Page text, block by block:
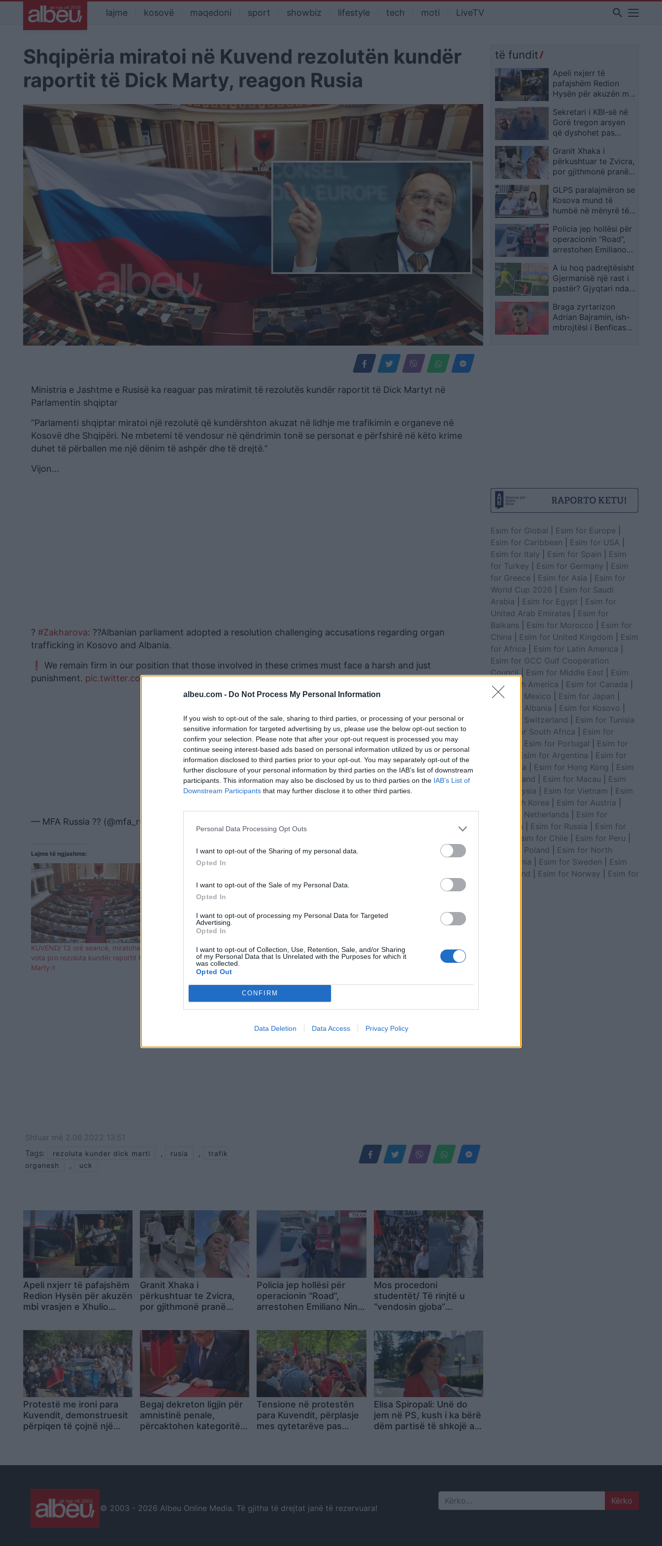
albeu.com - Do Not Process My Personal Information
If you wish to opt-out of the sale, sharing to third parties, or processing of your personal or
sensitive information for targeted advertising by us, please use the below opt-out section to
confirm your selection. Please note that after your opt-out request is processed you may
continue seeing interest-based ads based on personal information utilized by us or personal
information disclosed to third parties prior to your opt-out. You may separately opt-out of the
further disclosure of your personal information by third parties on the IAB’s list of downstream
participants. This information may also be disclosed by us to third parties on the IAB’s List of
Downstream Participants that may further disclose it to other third parties.
Personal Data Processing Opt Outs
I want to opt-out of the Sharing of my personal data.
Opted In
I want to opt-out of the Sale of my Personal Data.
Opted In
I want to opt-out of processing my Personal Data for Targeted
Advertising.
Opted In
I want to opt-out of Collection, Use, Retention, Sale, and/or Sharing
of my Personal Data that Is Unrelated with the Purposes for which it
was collected.
Opted Out
CONFIRM
Data Deletion Data Access Privacy Policy
lajme kosovë maqedoni sport showbiz lifestyle tech moti LiveTV search
Shqipëria miratoi në Kuvend rezolutën kundër
raportit të Dick Marty, reagon Rusia
Ministria e Jashtme e Rusisë ka reaguar pas miratimit të rezolutës kundër raportit të Dick Martyt në
Parlamentin shqiptar
“Parlamenti shqiptar miratoi një rezolutë që kundërshton akuzat në lidhje me trafikimin e organeve në
Kosovë dhe Shqipëri. Ne mbetemi të vendosur në qëndrimin tonë se personat e përfshirë në këto krime
duhet të përballen me një dënim të ashpër dhe të drejtë.”
Vijon…
? #Zakharova: ??Albanian parliament adopted a resolution challenging accusations regarding organ
trafficking in Kosovo and Albania.
❗️ We remain firm in our position that those involved in these crimes must face a harsh and just
punishment. pic.twitter.com/X5Ayvx3X5X
— MFA Russia ?? (@mfa_russia)
Lajme të ngjashme:
KUVEND/ 13 orë seancë, miratohet me 125
vota pro rezoluta kundër raportit të Dick
Marty-t
Rama sulmon Berishën për mosvotimin e
rezolutës kundër raportit të Dick Martyt: I
damkosur “non grata” jo vetëm nga SHBA.
Raporti i Dick Marty për UÇK, në cilën datë
do i drejtohet Rama Këshillit të Europës
Shtuar më 2.08.2022 13:51
Tags:
rezoluta kunder dick marti , rusia ,
trafik
organesh
, uck
Apeli nxjerr të pafajshëm
Redion Hysën për akuzën
mbi vrasjen e Xhulio
Granit Xhaka i
përkushtuar te Zvicra,
por gjithmonë pranë
kanë rëndësi
Policia jep hollësi për
operacionin “Road”,
arrestohen Emiliano Nina
Mos procedoni
studentët/ Të rinjtë u
“vendosin gjoba”
protestë, kërkesat tona
janë të qarta (VIDEO)
Protestë me ironi para
Kuvendit, demonstruesit
përpiqen të çojnë një
Begaj dekreton ligjin për
amnistinë penale,
përcaktohen kategoritë
Tensione në protestën
para Kuvendit, përplasje
mes qytetarëve pas
Elisa Spiropali: Unë do
jem në PS, kush i ka bërë
dëm partisë të shkojë aty
të fundit
Apeli nxjerr të
pafajshëm Redion
Hysën për akuzën mbi
Sekretari i KBI-së në
Gorë tregon arsyen
që dyshohet pas
Dragash
Granit Xhaka i
përkushtuar te Zvicra,
por gjithmonë pranë
kanë rëndësi
GLPS paralajmëron se
Kosova mund të
humbë në mënyrë të
milionë euro nga Plani
i Rritjes
Policia jep hollësi për
operacionin “Road”,
arrestohen Emiliano
A iu hoq padrejtësisht
Gjermanisë një rast i
pastër? Gjyqtari ndali
ideal të Neuerit ndaj
Paraguait
Braga zyrtarizon
Adrian Bajramin, ish-
mbrojtësi i Benficas
Esim for Global Esim for Europe
Esim for Caribbean
Esim for USA
Esim for Italy
Esim for Spain
Esim
for Turkey
Esim for Germany
Esim
for Greece
Esim for Asia
Esim for
World Cup 2026
Esim for Saudi
Arabia
Esim for Egypt
Esim for
United Arab Emirates
Esim for
Balkans
Esim for Morocco
Esim for
China
Esim for United Kingdom
Esim
for Africa
Esim for Latin America
Esim for GCC Gulf Cooperation
Council
Esim for Middle East
Esim
for South America
Esim for Canada
Esim for Mexico
Esim for Japan
Esim for Albania
Esim for Kosovo
Esim for Switzerland
Esim for Tunisia
Esim for South Africa
Esim for
Esim for Portugal
Esim for
Esim for Argentina
Esim for
Colombia
Esim for Hong Kong
Esim
for Thailand
Esim for Macau
Esim
for Malaysia
Esim for Vietnam
Esim
for South Korea
Esim for Austria
Esim for Netherlands
Esim for
Australia
Esim for Russia
Esim for
Esim for Chile Esim for Peru
Esim for Poland
Esim for North
Macedonia
Esim for Sweden
Esim
for Finland
Esim for Norway
Esim for
© 2003 - 2026 Albeu Online Media. Të gjitha të drejtat janë të rezervuara! Search